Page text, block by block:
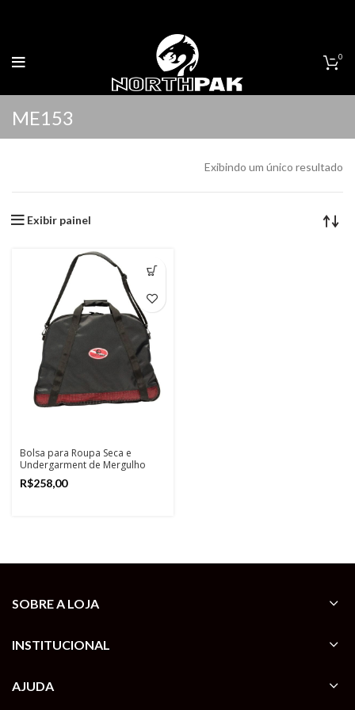
0
ME153
Exibindo um único resultado
Exibir painel
Bolsa para Roupa Seca e
Undergarment de Mergulho
Northpak
R$
SOBRE A LOJA
INSTITUCIONAL
AJUDA